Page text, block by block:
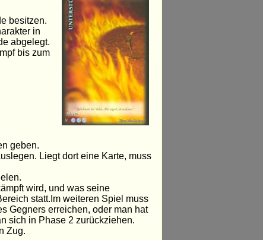
besitzen.
in
abgelegt.
bis zum
geben.
Liegt dort eine Karte, muss
wird, und was seine
statt.Im weiteren Spiel muss
Gegners erreichen, oder man hat
sich in Phase 2 zurückziehen.
Zug.